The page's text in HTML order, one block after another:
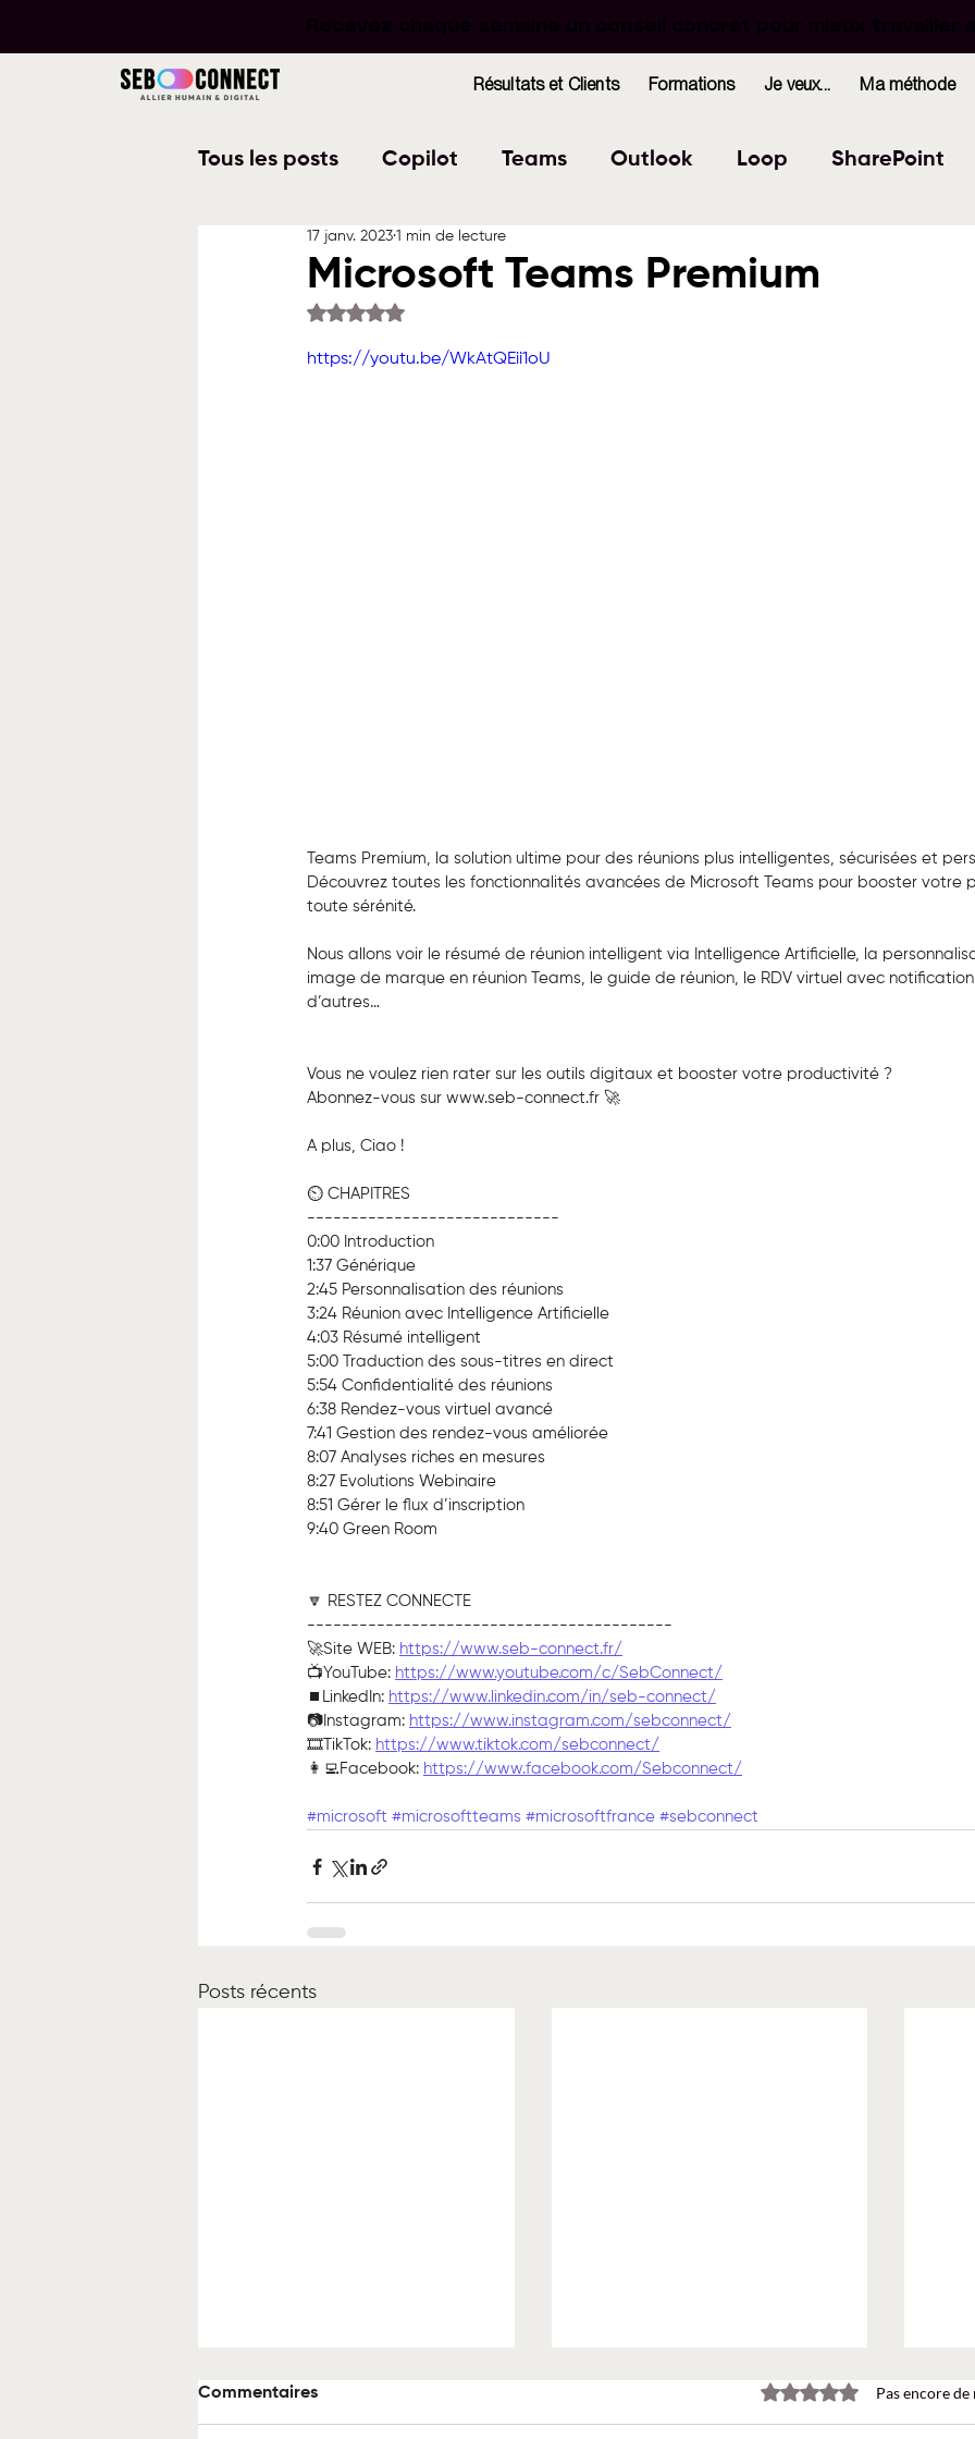
Recevez chaque semaine un conseil concret pour mieux travailler
Recevez chaque semaine un conseil concret pour mieux travailler
Résultats et Clients Formations Je veux... Ma méthode
Tous les posts Copilot Teams Outlook Loop SharePoint
PowerPoint Excel
Microsoft Teams Premium
17 janv. 2023 1 min de lecture
Noté NaN étoiles sur 5.
https://youtu.be/WkAtQEii1oU
Teams Premium, la solution ultime pour des réunions plus intelligentes, sécurisées et
Découvrez toutes les fonctionnalités avancées de Microsoft Teams pour booster votre
toute sérénité.
Nous allons voir le résumé de réunion intelligent via Intelligence Artificielle, la
image de marque en réunion Teams, le guide de réunion, le RDV virtuel avec
d’autres…
Vous ne voulez rien rater sur les outils digitaux et booster votre productivité ?
Abonnez-vous sur www.seb-connect.fr 🚀
A plus, Ciao !
⏲️ CHAPITRES
-----------------------------
0:00 Introduction
1:37 Générique
2:45 Personnalisation des réunions
3:24 Réunion avec Intelligence Artificielle
4:03 Résumé intelligent
5:00 Traduction des sous-titres en direct
5:54 Confidentialité des réunions
6:38 Rendez-vous virtuel avancé
7:41 Gestion des rendez-vous améliorée
8:07 Analyses riches en mesures
8:27 Evolutions Webinaire
8:51 Gérer le flux d’inscription
9:40 Green Room
🔽 RESTEZ CONNECTE
------------------------------------------
🚀Site WEB: https://www.seb-connect.fr/
📺YouTube: https://www.youtube.com/c/SebConnect/
⏹️LinkedIn: https://www.linkedin.com/in/seb-connect/
📷Instagram: https://www.instagram.com/sebconnect/
🎞TikTok: https://www.tiktok.com/sebconnect/
👩‍💻Facebook: https://www.facebook.com/Sebconnect/
#microsoft #microsoftteams #microsoftfrance #sebconnect
Posts récents
Commentaires Noté 0 étoile sur 5.Pas encore de